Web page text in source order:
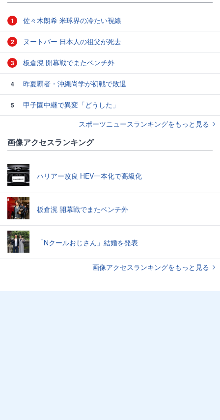
1 佐々木朗希 米球界の冷たい視線
2 ヌートバー 日本人の祖父が死去
3 板倉滉 開幕戦でまたベンチ外
4 昨夏覇者・沖縄尚学が初戦で敗退
5
甲子園中継で異変「どうした」
スポーツニュースランキングをもっと見る
画像アクセスランキング
ハリアー改良 HEV一本化で高級化
板倉滉 開幕戦でまたベンチ外
「Nクールおじさん」結婚を発表
画像アクセスランキングをもっと見る